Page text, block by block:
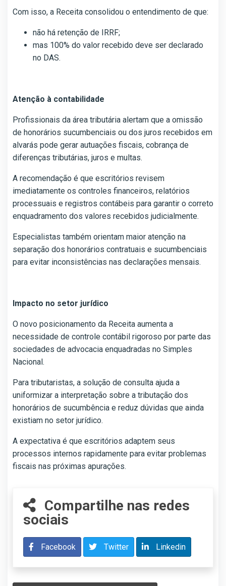
Com isso, a Receita consolidou o entendimento de que:
não há retenção de IRRF;
mas 100% do valor recebido deve ser declarado
no DAS.
Atenção à contabilidade
Profissionais da área tributária alertam que a omissão
de honorários sucumbenciais ou dos juros recebidos em
alvarás pode gerar autuações fiscais, cobrança de
diferenças tributárias, juros e multas.
A recomendação é que escritórios revisem
imediatamente os controles financeiros, relatórios
processuais e registros contábeis para garantir o correto
enquadramento dos valores recebidos judicialmente.
Especialistas também orientam maior atenção na
separação dos honorários contratuais e sucumbenciais
para evitar inconsistências nas declarações mensais.
Impacto no setor jurídico
O novo posicionamento da Receita aumenta a
necessidade de controle contábil rigoroso por parte das
sociedades de advocacia enquadradas no Simples
Nacional.
Para tributaristas, a solução de consulta ajuda a
uniformizar a interpretação sobre a tributação dos
honorários de sucumbência e reduz dúvidas que ainda
existiam no setor jurídico.
A expectativa é que escritórios adaptem seus
processos internos rapidamente para evitar problemas
fiscais nas próximas apurações.
Compartilhe nas redes
sociais
Facebook Twitter Linkedin